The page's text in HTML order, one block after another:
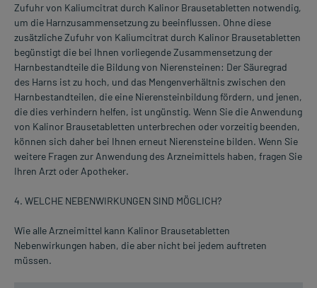
Zufuhr von Kaliumcitrat durch Kalinor Brausetabletten notwendig,
um die Harnzusammensetzung zu beeinflussen. Ohne diese
zusätzliche Zufuhr von Kaliumcitrat durch Kalinor Brausetabletten
begünstigt die bei Ihnen vorliegende Zusammensetzung der
Harnbestandteile die Bildung von Nierensteinen: Der Säuregrad
des Harns ist zu hoch, und das Mengenverhältnis zwischen den
Harnbestandteilen, die eine Nierensteinbildung fördern, und jenen,
die dies verhindern helfen, ist ungünstig. Wenn Sie die Anwendung
von Kalinor Brausetabletten unterbrechen oder vorzeitig beenden,
können sich daher bei Ihnen erneut Nierensteine bilden. Wenn Sie
weitere Fragen zur Anwendung des Arzneimittels haben, fragen Sie
Ihren Arzt oder Apotheker.
4. WELCHE NEBENWIRKUNGEN SIND MÖGLICH?
Wie alle Arzneimittel kann Kalinor Brausetabletten
Nebenwirkungen haben, die aber nicht bei jedem auftreten
müssen.